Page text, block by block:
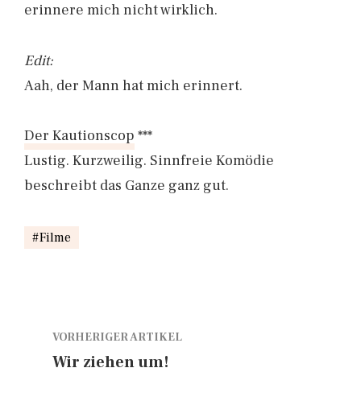
erinnere mich nicht wirklich.
Edit:
Aah, der Mann hat mich erinnert.
Der Kautionscop ***
Lustig. Kurzweilig. Sinnfreie Komödie
beschreibt das Ganze ganz gut.
Filme
VORHERIGER ARTIKEL
Wir ziehen um!